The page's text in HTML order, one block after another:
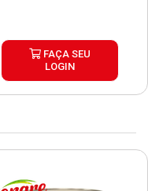
FAÇA SEU
LOGIN